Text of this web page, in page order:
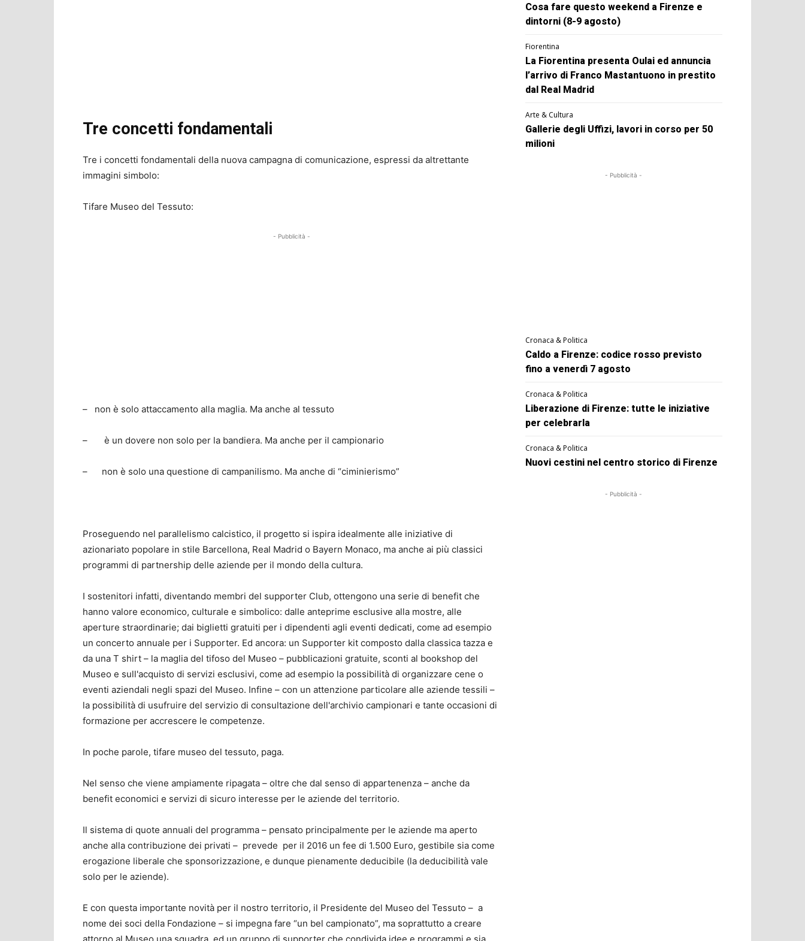
Tre concetti fondamentali
Tre i concetti fondamentali della nuova campagna di comunicazione, espressi da altrettante
immagini simbolo:
Tifare Museo del Tessuto:
- Pubblicità -
– non è solo attaccamento alla maglia. Ma anche al tessuto
– è un dovere non solo per la bandiera. Ma anche per il campionario
– non è solo una questione di campanilismo. Ma anche di “ciminierismo”
Proseguendo nel parallelismo calcistico, il progetto si ispira idealmente alle iniziative di
azionariato popolare in stile Barcellona, Real Madrid o Bayern Monaco, ma anche ai più classici
programmi di partnership delle aziende per il mondo della cultura.
I sostenitori infatti, diventando membri del supporter Club, ottengono una serie di benefit che
hanno valore economico, culturale e simbolico: dalle anteprime esclusive alla mostre, alle
aperture straordinarie; dai biglietti gratuiti per i dipendenti agli eventi dedicati, come ad esempio
un concerto annuale per i Supporter. Ed ancora: un Supporter kit composto dalla classica tazza e
da una T shirt – la maglia del tifoso del Museo – pubblicazioni gratuite, sconti al bookshop del
Museo e sull'acquisto di servizi esclusivi, come ad esempio la possibilità di organizzare cene o
eventi aziendali negli spazi del Museo. Infine – con un attenzione particolare alle aziende tessili –
la possibilità di usufruire del servizio di consultazione dell'archivio campionari e tante occasioni di
formazione per accrescere le competenze.
In poche parole, tifare museo del tessuto, paga.
Nel senso che viene ampiamente ripagata – oltre che dal senso di appartenenza – anche da
benefit economici e servizi di sicuro interesse per le aziende del territorio.
Il sistema di quote annuali del programma – pensato principalmente per le aziende ma aperto
anche alla contribuzione dei privati – prevede per il 2016 un fee di 1.500 Euro, gestibile sia come
erogazione liberale che sponsorizzazione, e dunque pienamente deducibile (la deducibilità vale
solo per le aziende).
E con questa importante novità per il nostro territorio, il Presidente del Museo del Tessuto – a
nome dei soci della Fondazione – si impegna fare “un bel campionato”, ma soprattutto a creare
Cosa fare questo weekend a Firenze e
dintorni (8-9 agosto)
Fiorentina
La Fiorentina presenta Oulai ed annuncia
l’arrivo di Franco Mastantuono in prestito
dal Real Madrid
Arte & Cultura
Gallerie degli Uffizi, lavori in corso per 50
milioni
- Pubblicità -
Cronaca & Politica
Caldo a Firenze: codice rosso previsto
fino a venerdì 7 agosto
Cronaca & Politica
Liberazione di Firenze: tutte le iniziative
per celebrarla
Cronaca & Politica
Nuovi cestini nel centro storico di Firenze
- Pubblicità -